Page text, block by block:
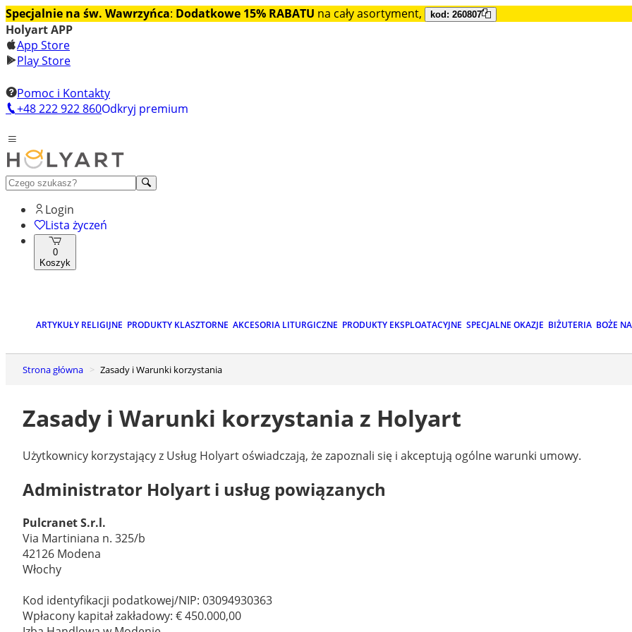
Specjalnie na św. Wawrzyńca: Dodatkowe 15% RABATU na cały asortyment, kod: 260807
Holyart APP
App Store
Play Store
Pomoc i Kontakty
+48 222 922 860Odkryj premium
Login
Lista życzeń
0
Koszyk
ARTYKUŁY RELIGIJNE PRODUKTY KLASZTORNE AKCESORIA LITURGICZNE PRODUKTY EKSPLOATACYJNE SPECJALNE OKAZJE BIŻUTERIA BOŻE
Strona główna Zasady i Warunki korzystania
Zasady i Warunki korzystania z Holyart
Użytkownicy korzystający z Usług Holyart oświadczają, że zapoznali się i akceptują ogólne warunki umowy.
Administrator Holyart i usług powiązanych
Pulcranet S.r.l.
Via Martiniana n. 325/b
42126 Modena
Włochy
Kod identyfikacji podatkowej/NIP: 03094930363
Wpłacony kapitał zakładowy: € 450.000,00